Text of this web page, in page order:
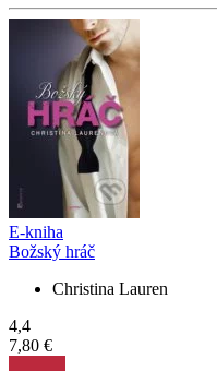
E-kniha
Božský hráč
Christina Lauren
4,4
7,80 €